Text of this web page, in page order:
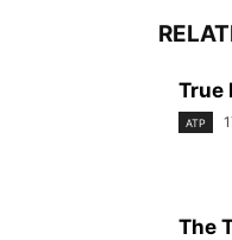
True
ATP
The